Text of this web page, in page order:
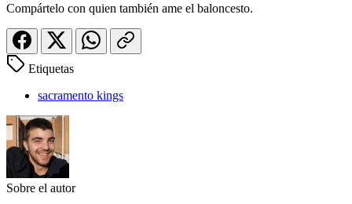
Compártelo con quien también ame el baloncesto.
Etiquetas
sacramento kings
Sobre el autor